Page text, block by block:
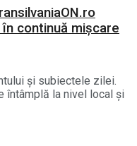
continuă mișcare
și subiectele zilei.
întâmplă la nivel local și